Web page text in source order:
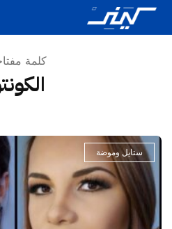
كلمة
ستايل وموضة